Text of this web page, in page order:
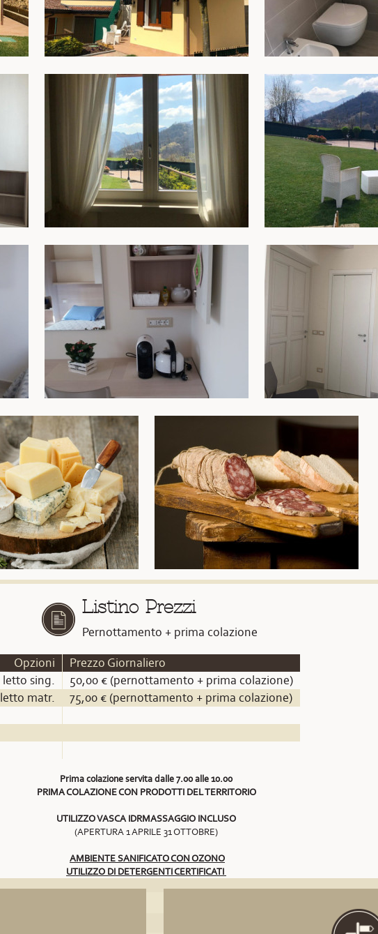
Listino Prezzi
Pernottamento + prima colazione
Opzioni
Prezzo Giornaliero
letto sing.
50,00 € (pernottamento + prima colazione)
letto matr.
75,00 € (pernottamento + prima colazione)
Prima colazione servita dalle 7.00 alle 10.00
PRIMA COLAZIONE CON PRODOTTI DEL TERRITORIO
UTILIZZO VASCA IDRMASSAGGIO INCLUSO
(APERTURA 1 APRILE 31 OTTOBRE)
AMBIENTE SANIFICATO CON OZONO
UTILIZZO DI DETERGENTI CERTIFICATI